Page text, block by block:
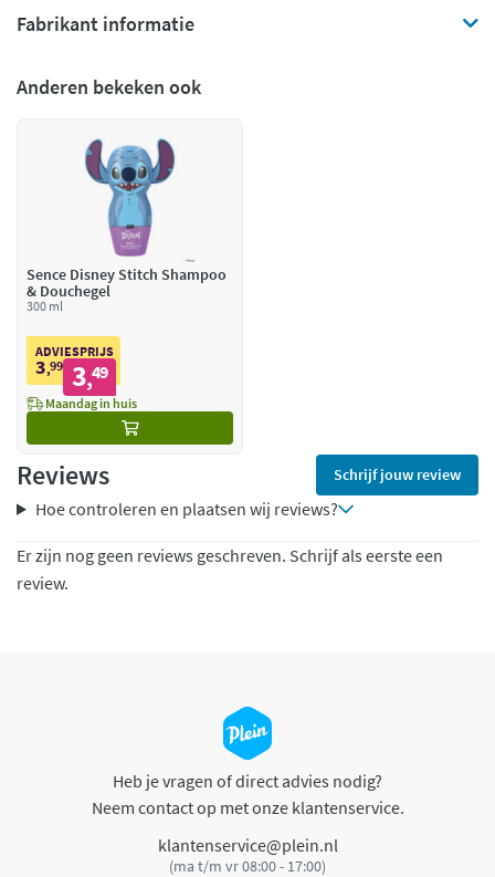
Fabrikant informatie
Anderen bekeken ook
Sence Disney Stitch Shampoo
& Douchegel
300 ml
ADVIESPRIJS
3,99 3,49
Maandag in huis
Reviews Schrijf jouw review
Hoe controleren en plaatsen wij reviews?
Er zijn nog geen reviews geschreven. Schrijf als eerste een
review.
Heb je vragen of direct advies nodig?
Neem contact op met onze klantenservice.
klantenservice@plein.nl
(ma t/m vr 08:00 - 17:00)